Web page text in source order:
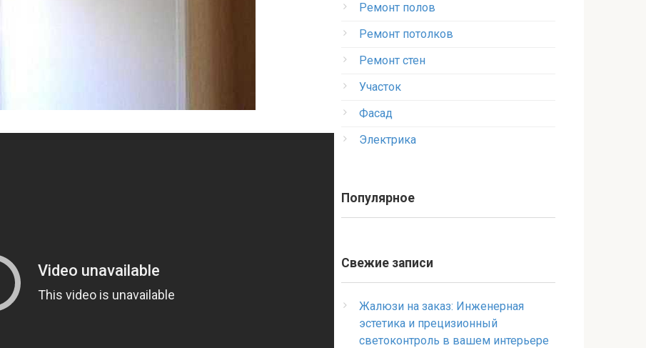
Ремонт полов
Ремонт потолков
Ремонт стен
Участок
Фасад
Электрика
Популярное
Свежие записи
Жалюзи на заказ: Инженерная
эстетика и прецизионный
светоконтроль в вашем интерьере